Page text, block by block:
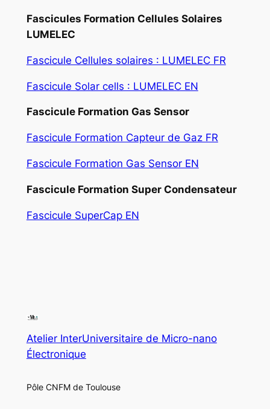
Fascicules Formation Cellules Solaires
LUMELEC
Fascicule Cellules solaires : LUMELEC FR
Fascicule Solar cells : LUMELEC EN
Fascicule Formation Gas Sensor
Fascicule Formation Capteur de Gaz FR
Fascicule Formation Gas Sensor EN
Fascicule Formation Super Condensateur
Fascicule SuperCap EN
Atelier InterUniversitaire de Micro-nano
Électronique
Pôle CNFM de Toulouse